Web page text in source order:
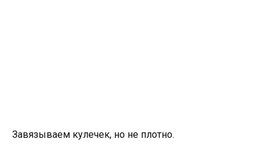
Завязываем кулечек, но не плотно.